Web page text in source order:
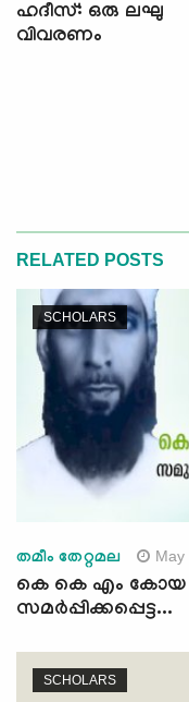
ഹദീസ്: ഒരു ലഘു
വിവരണം
RELATED POSTS
SCHOLARS
തമീം തേറ്റമല May
കെ കെ എം കോയ
സമര്‍പ്പിക്കപ്പെട്ട...
SCHOLARS